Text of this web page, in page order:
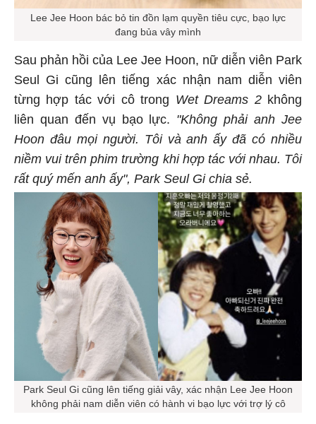
Lee Jee Hoon bác bỏ tin đồn lạm quyền tiêu cực, bạo lực
đang bủa vây mình
Sau phản hồi của Lee Jee Hoon, nữ diễn viên Park
Seul Gi cũng lên tiếng xác nhận nam diễn viên
từng hợp tác với cô trong Wet Dreams 2không
liên quan đến vụ bạo lực. "Không phải anh Jee
Hoon đâu mọi người. Tôi và anh ấy đã có nhiều
niềm vui trên phim trường khi hợp tác với nhau. Tôi
rất quý mến anh ấy", Park Seul Gi chia sẻ.
Park Seul Gi cũng lên tiếng giải vây, xác nhận Lee Jee Hoon
không phải nam diễn viên có hành vi bạo lực với trợ lý cô